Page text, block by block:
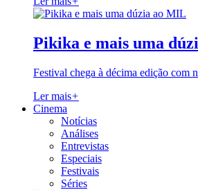
Pikika e mais uma
Festival chega à décima edição com
Ler mais+
Cinema
Notícias
Análises
Entrevistas
Especiais
Festivais
Séries